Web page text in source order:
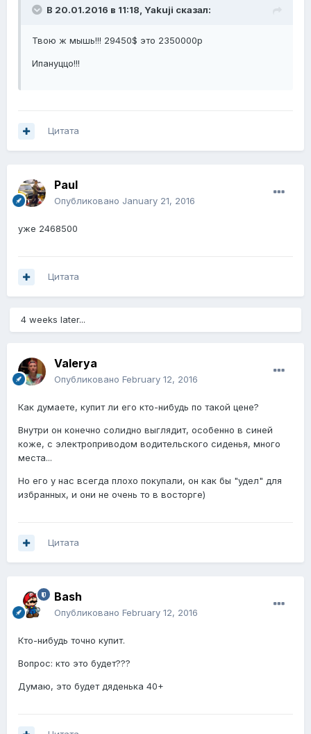
В 20.01.2016 в 11:18, Yakuji сказал:
Твою ж мышь!!! 29450$ это 2350000р
Ипануццо!!!
Цитата
Paul
Опубликовано January 21, 2016
уже 2468500
Цитата
4 weeks later...
Valerya
Опубликовано February 12, 2016
Как думаете, купит ли его кто-нибудь по такой цене?
Внутри он конечно солидно выглядит, особенно в синей
коже, с электроприводом водительского сиденья, много
места...
Но его у нас всегда плохо покупали, он как бы "удел" для
избранных, и они не очень то в восторге)
Цитата
Bash
Опубликовано February 12, 2016
Кто-нибудь точно купит.
Вопрос: кто это будет???
Думаю, это будет дяденька 40+